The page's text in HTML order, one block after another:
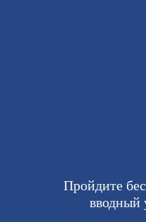
Пройдите
вводный